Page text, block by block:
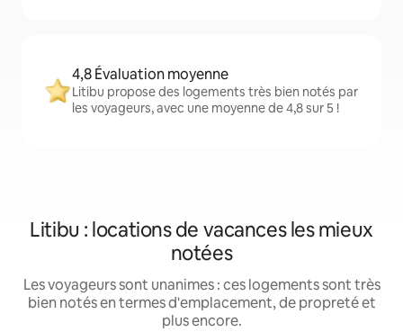
4,8 Évaluation moyenne
Litibu propose des logements très bien notés par
les voyageurs, avec une moyenne de 4,8 sur 5 !
Litibu : locations de vacances les mieux
notées
Les voyageurs sont unanimes : ces logements sont très
bien notés en termes d'emplacement, de propreté et
plus encore.